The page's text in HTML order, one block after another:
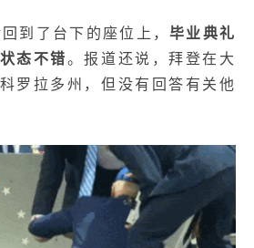
到了台下的座位上，毕业典礼
态不错。报道还说，拜登在大
罗拉多州，但没有回答有关他